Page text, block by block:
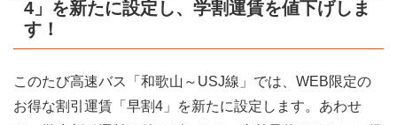
4」を新たに設定し、学割運賃を値下げしま
す！
このたび高速バス「和歌山～USJ線」では、WEB限定の
お得な割引運賃「早割4」を新たに設定します。あわせ